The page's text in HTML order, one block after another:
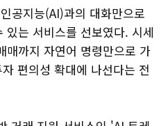
공지능(AI)과의 대화만으로
있는 서비스를 선보였다. 시세
매까지 자연어 명령만으로 가
편의성 확대에 나선다는 전